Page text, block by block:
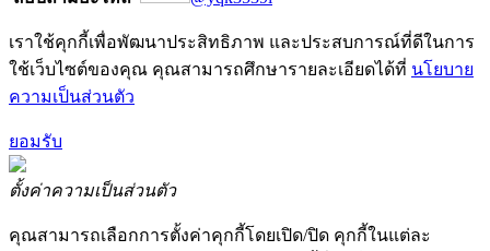
เราใช้คุกกี้เพื่อพัฒนาประสิทธิภาพ และประสบการณ์ที่ดีในการ
ใช้เว็บไซต์ของคุณ คุณสามารถศึกษารายละเอียดได้ที่ นโยบาย
ความเป็นส่วนตัว
ยอมรับ
ตั้งค่าความเป็นส่วนตัว
คุณสามารถเลือกการตั้งค่าคุกกี้โดยเปิด/ปิด คุกกี้ในแต่ละ